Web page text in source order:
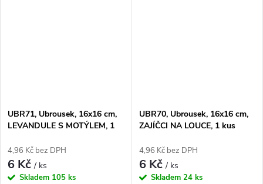
UBR71, Ubrousek, 16x16 cm,
LEVANDULE S MOTÝLEM, 1
4,96 Kč bez DPH
6 Kč/ ks
Skladem 105 ks
UBR70, Ubrousek, 16x16 cm,
ZAJÍČCI NA LOUCE, 1 kus
4,96 Kč bez DPH
6 Kč/ ks
Skladem 24 ks